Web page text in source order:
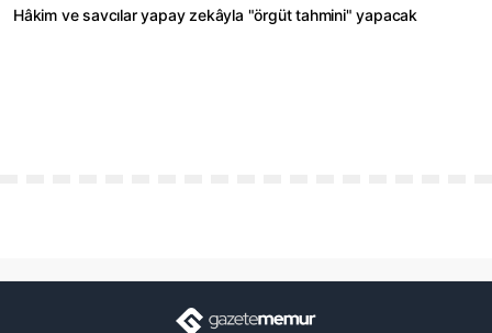
Hâkim ve savcılar yapay zekâyla "örgüt tahmini" yapacak